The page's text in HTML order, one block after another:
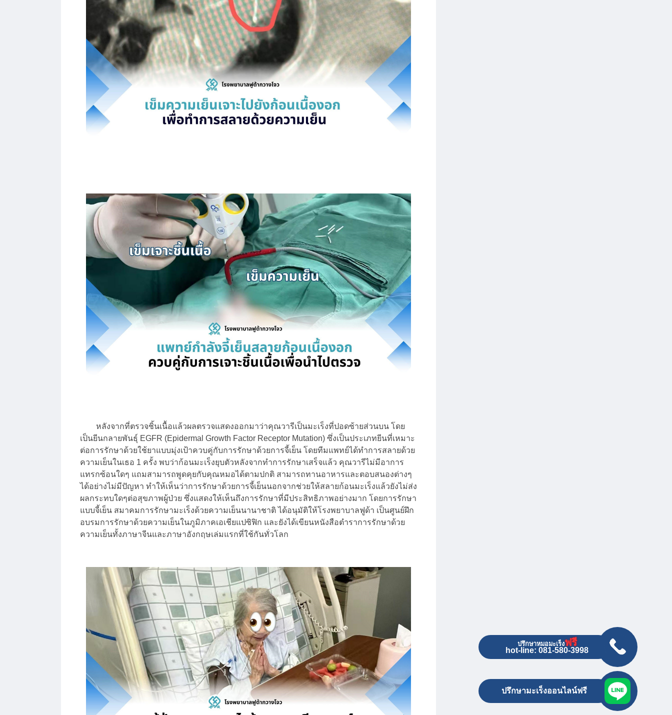
หลังจากที่ตรวจชิ้นเนื้อแล้วผลตรวจแสดงออกมาว่าคุณวารีเป็นมะเร็งที่ปอดซ้ายส่วนบน โดย
เป็นยีนกลายพันธุ์ EGFR (Epidermal Growth Factor Receptor Mutation) ซึ่งเป็นประเภทยีนที่เหมาะ
ต่อการรักษาด้วยใช้ยาแบบมุ่งเป้าควบคู่กับการรักษาด้วยการจี้เย็น โดยทีมแพทย์ได้ทำการสลายด้วย
ความเย็นในเธอ 1 ครั้ง พบว่าก้อนมะเร็งยุบตัวหลังจากทำการรักษาเสร็จแล้ว คุณวารีไม่มีอาการ
แทรกซ้อนใดๆ แถมสามารถพูดคุยกับคุณหมอได้ตามปกติ สามารถทานอาหารและตอบสนองต่างๆ
ได้อย่างไม่มีปัญหา ทำให้เห็นว่าการรักษาด้วยการจี้เย็นนอกจากช่วยให้สลายก้อนมะเร็งแล้วยังไม่ส่ง
ผลกระทบใดๆต่อสุขภาพผู้ป่วย ซึ่งแสดงให้เห็นถึงการรักษาที่มีประสิทธิภาพอย่างมาก โดยการรักษา
แบบจี้เย็น สมาคมการรักษามะเร็งด้วยความเย็นนานาชาติ ได้อนุมัติให้โรงพยาบาลฟูด้า เป็นศูนย์ฝึก
อบรมการรักษาด้วยความเย็นในภูมิภาคเอเชียแปซิฟิก และยังได้เขียนหนังสือตำราการรักษาด้วย
ความเย็นทั้งภาษาจีนและภาษาอังกฤษเล่มแรกที่ใช้กันทั่วโลก
ปรึกษาหมอมะเร็งฟรี
hot-line: 081-580-3998
ปรึกษามะเร็งออนไลน์ฟรี